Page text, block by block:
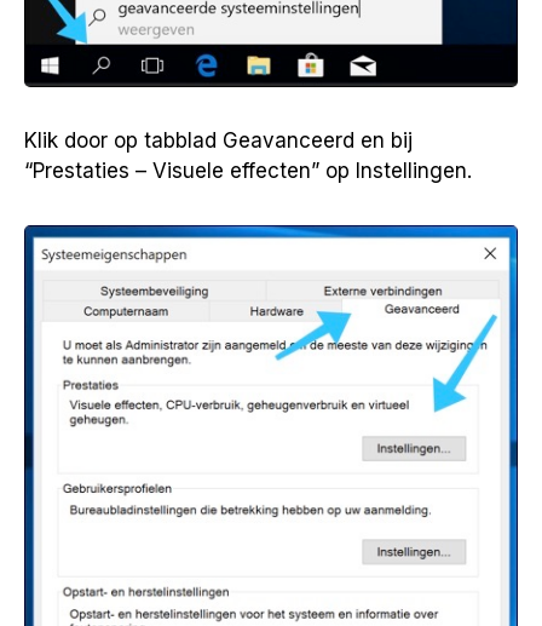
Klik door op tabblad Geavanceerd en bij
“Prestaties – Visuele effecten” op Instellingen.